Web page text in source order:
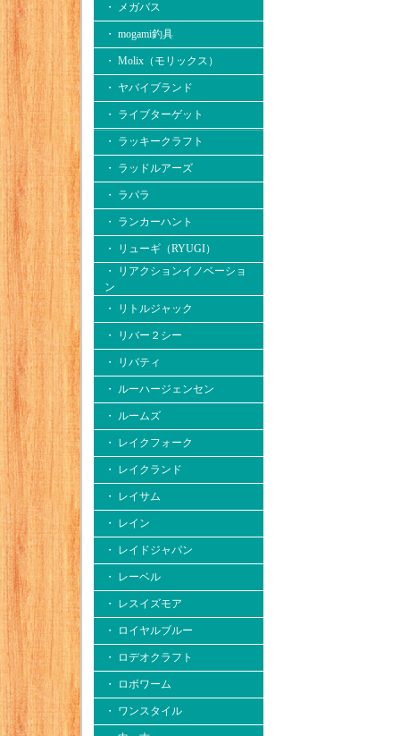
・ メガバス
・ mogami釣具
・ Molix（モリックス）
・ ヤバイブランド
・ ライブターゲット
・ ラッキークラフト
・ ラッドルアーズ
・ ラパラ
・ ランカーハント
・ リューギ（RYUGI）
・ リアクションイノベーショ
ン
・ リトルジャック
・ リバー２シー
・ リバティ
・ ルーハージェンセン
・ ルームズ
・ レイクフォーク
・ レイクランド
・ レイサム
・ レイン
・ レイドジャパン
・ レーベル
・ レスイズモア
・ ロイヤルブルー
・ ロデオクラフト
・ ロボワーム
・ ワンスタイル